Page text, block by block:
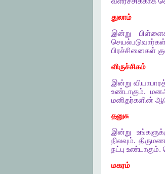
துலாம்
இன்று
பிரச்சினைகள்
விருச்சிகம்
இன்று
உண்டாகும்.
மனிதர்களின்
தனுசு
இன்று
நிலவும்.திருமண
நட்பு உண்டாகும்.
மகரம்